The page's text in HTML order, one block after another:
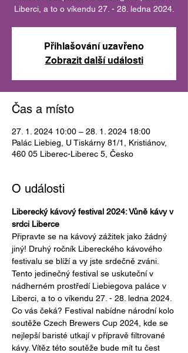
Liberci, a to o víkendu 27. - 28. ledna 2024.
Přihlašování uzavřeno
Zobrazit další události
Čas a místo
27. 1. 2024 10:00 – 28. 1. 2024 18:00
Palác Liebieg, U Tiskárny 81/1, Kristiánov,
460 05 Liberec-Liberec 5, Česko
O události
Liberecký kávový festival 2024: Vůně kávy v
srdci Liberce
Připravte se na kávový zážitek jako žádný
jiný! Druhý ročník Libereckého kávového
festivalu se blíží a vy jste srdečně zváni.
Tento jedinečný festival se uskuteční v
nádherném prostředí Liebiegova paláce v
Liberci, a to o víkendu 27. - 28. ledna 2024.
Co vás čeká? Festival nabídne národní kolo
soutěže Czech Brewers Cup 2024, kde se
nejlepší baristé utkají v přípravě filtrované
kávy. Vítěz této soutěže bude mít tu čest